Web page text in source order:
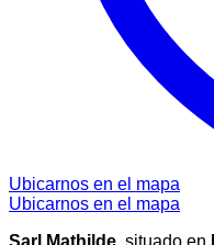
Ubicarnos en el mapa
Ubicarnos en el mapa
Sarl Mathilde, situado en